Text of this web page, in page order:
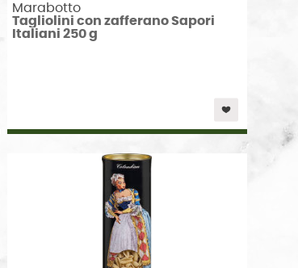
Marabotto
Tagliolini con zafferano Sapori
Italiani 250 g